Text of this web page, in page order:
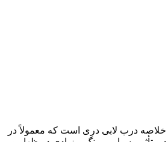
درب لابی دری است که معمولاً در